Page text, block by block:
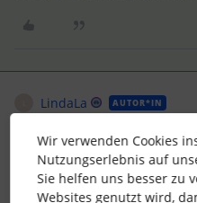
LindaLa AUTOR*IN
Hallo Stefan,
vielen Dank. Grundsätzlich
Wir verwenden Cookies
Nutzungserlebnis auf
Sie helfen uns besser zu
Websites genutzt wird,